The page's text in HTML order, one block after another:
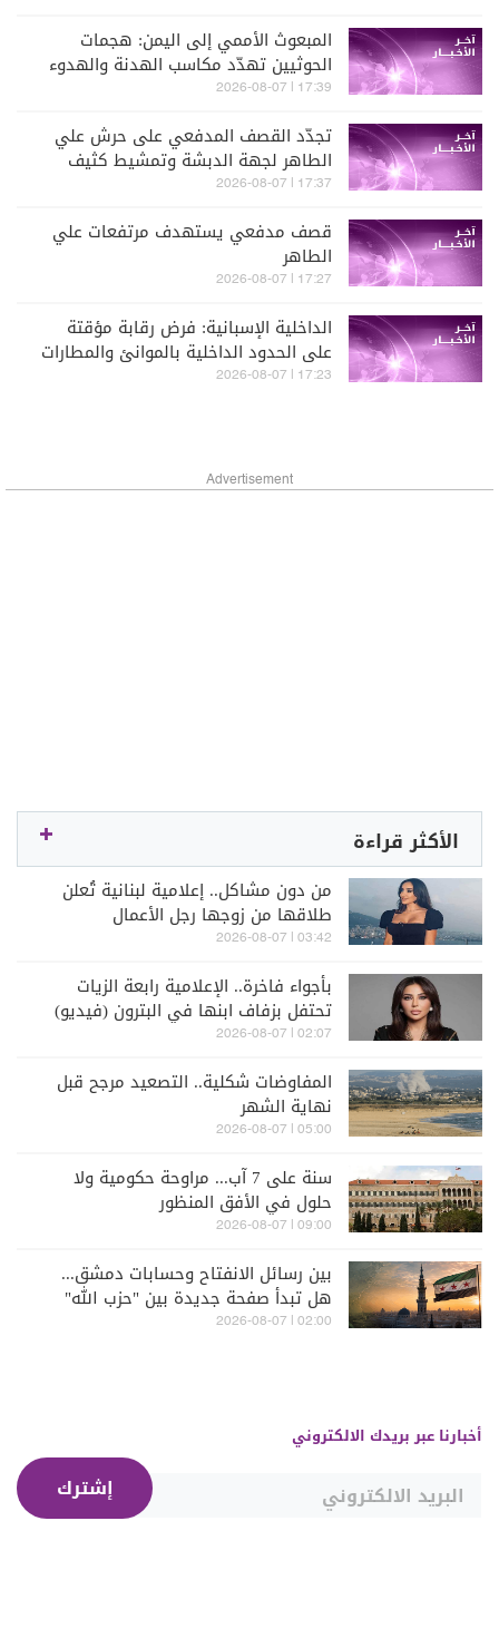
المبعوث الأممي إلى اليمن: هجمات
الحوثيين تهدّد مكاسب الهدنة والهدوء
النسبي
17:39 | 2026-08-07
تجدّد القصف المدفعي على حرش علي
الطاهر لجهة الدبشة وتمشيط كثيف
بالأسلحة الرشاشة
17:37 | 2026-08-07
قصف مدفعي يستهدف مرتفعات علي
الطاهر
17:27 | 2026-08-07
الداخلية الإسبانية: فرض رقابة مؤقتة
على الحدود الداخلية بالموانئ والمطارات
أمام المسافرين القادمين من إيطاليا
17:23 | 2026-08-07
Advertisement
الأكثر قراءة
من دون مشاكل.. إعلامية لبنانية تُعلن
طلاقها من زوجها رجل الأعمال
03:42 | 2026-08-07
بأجواء فاخرة.. الإعلامية رابعة الزيات
تحتفل بزفاف ابنها في البترون (فيديو)
02:07 | 2026-08-07
المفاوضات شكلية.. التصعيد مرجح قبل
نهاية الشهر
05:00 | 2026-08-07
سنة على 7 آب... مراوحة حكومية ولا
حلول في الأفق المنظور
09:00 | 2026-08-07
بين رسائل الانفتاح وحسابات دمشق...
هل تبدأ صفحة جديدة بين "حزب الله"
وسوريا - الشرع؟
02:00 | 2026-08-07
أخبارنا عبر بريدك الالكتروني
إشترك